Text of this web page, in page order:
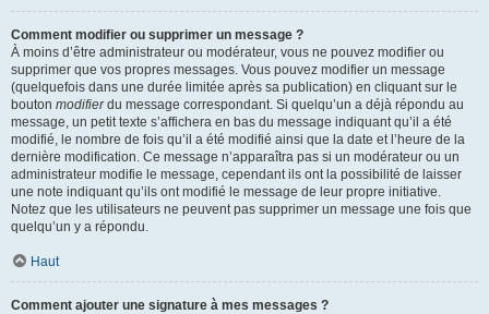
Comment modifier ou supprimer un message ?
À moins d’être administrateur ou modérateur, vous ne pouvez modifier ou
supprimer que vos propres messages. Vous pouvez modifier un message
(quelquefois dans une durée limitée après sa publication) en cliquant sur le
bouton modifierdu message correspondant. Si quelqu’un a déjà répondu au
message, un petit texte s’affichera en bas du message indiquant qu’il a été
modifié, le nombre de fois qu’il a été modifié ainsi que la date et l’heure de la
dernière modification. Ce message n’apparaîtra pas si un modérateur ou un
administrateur modifie le message, cependant ils ont la possibilité de laisser
une note indiquant qu’ils ont modifié le message de leur propre initiative.
Notez que les utilisateurs ne peuvent pas supprimer un message une fois que
quelqu’un y a répondu.
Haut
Comment ajouter une signature à mes messages ?